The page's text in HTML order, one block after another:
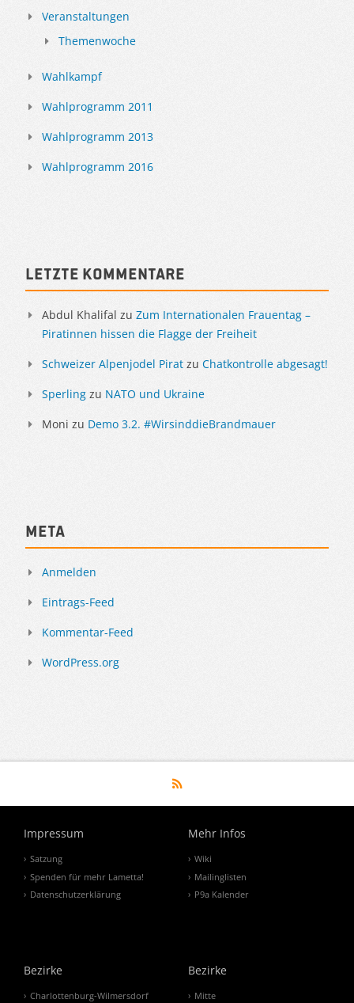
Veranstaltungen
Themenwoche
Wahlkampf
Wahlprogramm 2011
Wahlprogramm 2013
Wahlprogramm 2016
Letzte Kommentare
Abdul Khalifal zu Zum Internationalen Frauentag –
Piratinnen hissen die Flagge der Freiheit
Schweizer Alpenjodel Pirat zu Chatkontrolle abgesagt!
Sperling zu NATO und Ukraine
Moni zu Demo 3.2. #WirsinddieBrandmauer
Meta
Anmelden
Eintrags-Feed
Kommentar-Feed
WordPress.org
Impressum
Satzung
Spenden für mehr Lametta!
Datenschutzerklärung
Mehr Infos
Wiki
Mailinglisten
P9a Kalender
Bezirke
Charlottenburg-Wilmersdorf
Bezirke
Mitte